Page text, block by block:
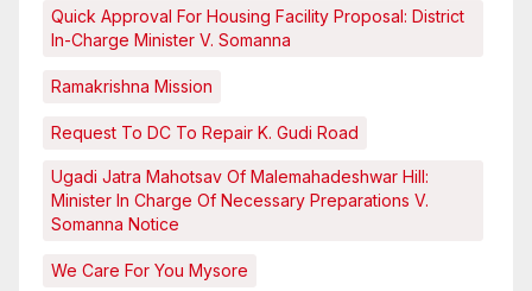
Quick Approval For Housing Facility Proposal: District
In-Charge Minister V. Somanna
Ramakrishna Mission
Request To DC To Repair K. Gudi Road
Ugadi Jatra Mahotsav Of Malemahadeshwar Hill:
Minister In Charge Of Necessary Preparations V.
Somanna Notice
We Care For You Mysore